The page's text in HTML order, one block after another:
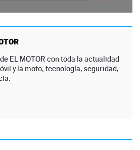
EL MOTOR con toda la actualidad
y la moto, tecnología, seguridad,